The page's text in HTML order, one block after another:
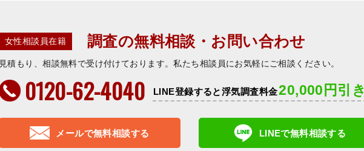
女性相談員在籍 調査の無料相談・お問い合わせ
見積もり、相談無料で受け付けております。私たち相談員にお気軽にご相談ください。
0120-62-4040 LINE登録すると浮気調査料金20,000円引き
メールで無料相談する LINEで無料相談する